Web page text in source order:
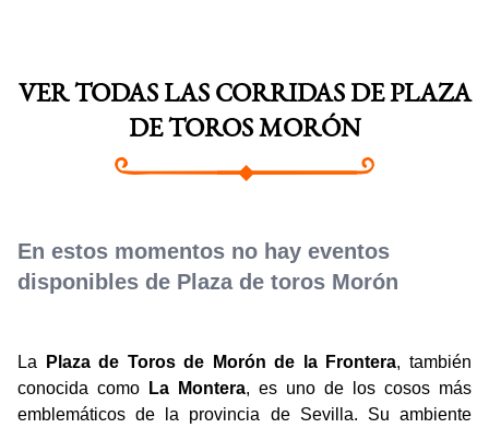
VER TODAS LAS CORRIDAS DE PLAZA
DE TOROS MORÓN
En estos momentos no hay eventos
disponibles de Plaza de toros Morón
La Plaza de Toros de Morón de la Frontera, también
conocida como
La Montera, es uno de los cosos más
emblemáticos de la provincia de Sevilla. Su ambiente